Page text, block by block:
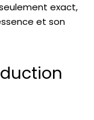
exact,
et son